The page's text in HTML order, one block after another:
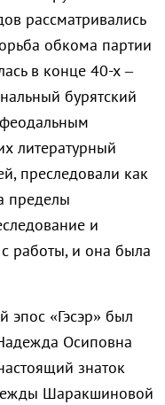
рассматривались
обкома партии
в конце 40-х –
бурятский
литературный
преследовали как
пределы
и
работы, и она была
эпос «Гэсэр» был
Осиповна
знаток
Шаракшиновой